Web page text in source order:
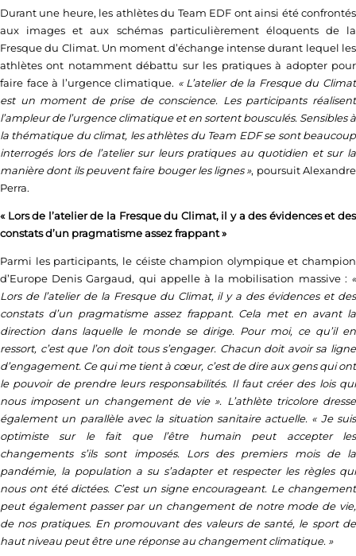
Durant une heure, les athlètes du Team EDF ont ainsi été confrontés
aux images et aux schémas particulièrement éloquents de la
Fresque du Climat. Un moment d’échange intense durant lequel les
athlètes ont notamment débattu sur les pratiques à adopter pour
faire face à l’urgence climatique. « L’atelier de la Fresque du Climat
est un moment de prise de conscience. Les participants réalisent
l’ampleur de l’urgence climatique et en sortent bousculés. Sensibles à
la thématique du climat, les athlètes du Team EDF se sont beaucoup
interrogés lors de l’atelier sur leurs pratiques au quotidien et sur la
manière dont ils peuvent faire bouger les lignes », poursuit Alexandre
Perra.
« Lors de l’atelier de la Fresque du Climat, il y a des évidences et des
constats d’un pragmatisme assez frappant »
Parmi les participants, le céiste champion olympique et champion
d’Europe Denis Gargaud, qui appelle à la mobilisation massive : «
Lors de l’atelier de la Fresque du Climat, il y a des évidences et des
constats d’un pragmatisme assez frappant. Cela met en avant la
direction dans laquelle le monde se dirige. Pour moi, ce qu’il en
ressort, c’est que l’on doit tous s’engager. Chacun doit avoir sa ligne
d’engagement. Ce qui me tient à cœur, c’est de dire aux gens qui ont
le pouvoir de prendre leurs responsabilités. Il faut créer des lois qui
nous imposent un changement de vie ». L’athlète tricolore dresse
également un parallèle avec la situation sanitaire actuelle. « Je suis
optimiste sur le fait que l’être humain peut accepter les
changements s’ils sont imposés. Lors des premiers mois de la
pandémie, la population a su s’adapter et respecter les règles qui
nous ont été dictées. C’est un signe encourageant. Le changement
peut également passer par un changement de notre mode de vie,
de nos pratiques. En promouvant des valeurs de santé, le sport de
haut niveau peut être une réponse au changement climatique. »